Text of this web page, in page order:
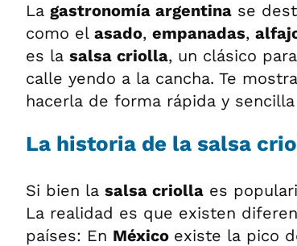
La gastronomía argentina se
como el asado, empanadas,
es la salsa criolla, un clásico
calle yendo a la cancha. Te
hacerla de forma rápida y sencilla
La historia de la salsa
Si bien la salsa criolla es
La realidad es que existen
países: En México existe la pico